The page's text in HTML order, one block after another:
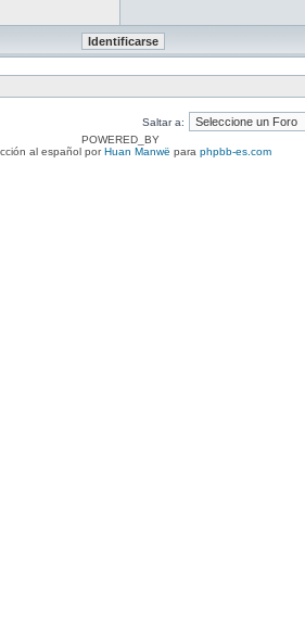
Saltar a:
POWERED_BY
al español porHuan Manwë para phpbb-es.com